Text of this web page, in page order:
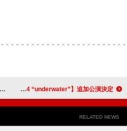
Hakubi、ツアー【Hakubi Tour 2024 “underwater”】追加公演決定
RELATED NEWS